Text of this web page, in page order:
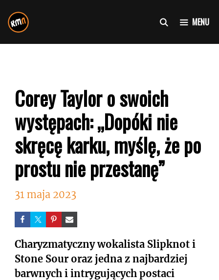
do
treści
MENU
Corey Taylor o swoich
występach: „Dopóki nie
skręcę karku, myślę, że po
prostu nie przestanę”
31 maja 2023
Charyzmatyczny wokalista Slipknot i
Stone Sour oraz jedna z najbardziej
barwnych i intrygujących postaci